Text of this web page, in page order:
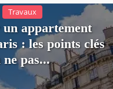
Travaux
un appartement
: les points clés
ne pas...